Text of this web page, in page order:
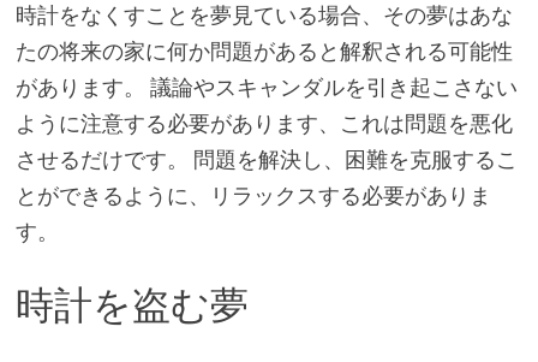
時計をなくすことを夢見ている場合、その夢はあな
たの将来の家に何か問題があると解釈される可能性
があります。 議論やスキャンダルを引き起こさない
ように注意する必要があります、これは問題を悪化
させるだけです。 問題を解決し、困難を克服するこ
とができるように、リラックスする必要がありま
す。
時計を盗む夢